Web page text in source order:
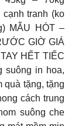
tranh (ko
MẪU HÓT –
GIỜ GIÁ
HẾT TIẾC
suông in hoa,
quà tặng, tặng
cách trung
suông che